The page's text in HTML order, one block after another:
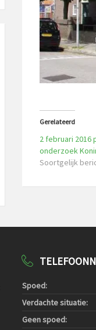
Gerelateerd
2 februari
onderzoek
Soortgelijk
Spoed:
Verdachte situatie:
Geen spoed: